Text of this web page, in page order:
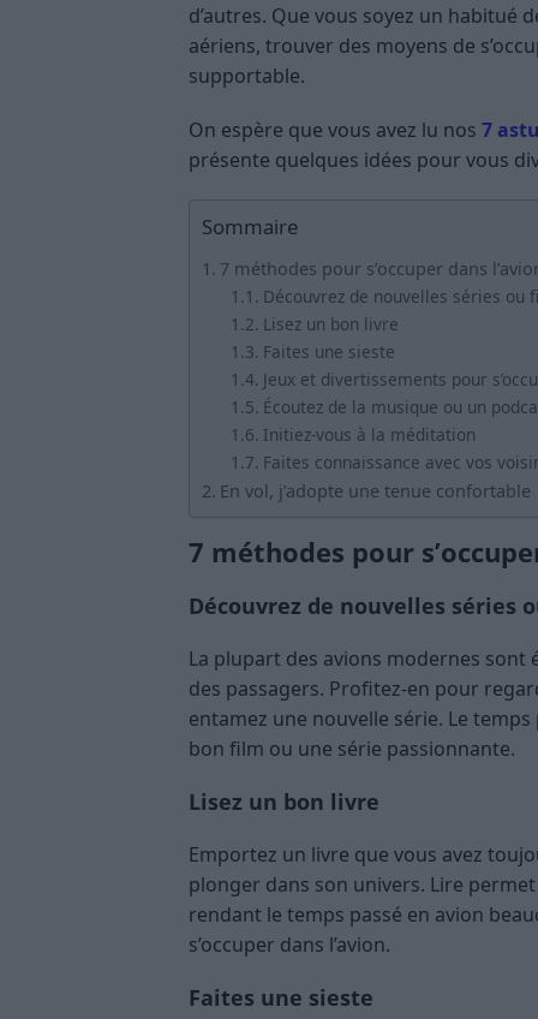
d’autres. Que vous soyez un habitué
aériens, trouver des moyens de
supportable.
On espère que vous avez lu nos 7
présente quelques idées pour vous
Sommaire
7 méthodes pour s’occuper dans
Découvrez de nouvelles séries ou
Lisez un bon livre
Faites une sieste
Jeux et divertissements pour
Écoutez de la musique ou un
Initiez-vous à la méditation
Faites connaissance avec vos
En vol, j’adopte une tenue confortable
7 méthodes pour
Découvrez de nouvelles séries
La plupart des avions modernes sont
des passagers. Profitez-en pour
entamez une nouvelle série. Le
bon film ou une série passionnante.
Lisez un bon livre
Emportez un livre que vous avez
plonger dans son univers. Lire
rendant le temps passé en avion
s’occuper dans l’avion.
Faites une sieste